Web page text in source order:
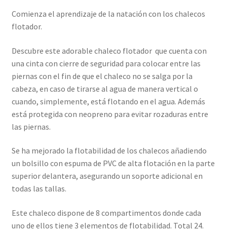
Comienza el aprendizaje de la natación con los chalecos
flotador.
Descubre este adorable chaleco flotador que cuenta con
una cinta con cierre de seguridad para colocar entre las
piernas con el fin de que el chaleco no se salga por la
cabeza, en caso de tirarse al agua de manera vertical o
cuando, simplemente, está flotando en el agua. Además
está protegida con neopreno para evitar rozaduras entre
las piernas.
Se ha mejorado la flotabilidad de los chalecos añadiendo
un bolsillo con espuma de PVC de alta flotación en la parte
superior delantera, asegurando un soporte adicional en
todas las tallas.
Este chaleco dispone de 8 compartimentos donde cada
uno de ellos tiene 3 elementos de flotabilidad. Total 24.